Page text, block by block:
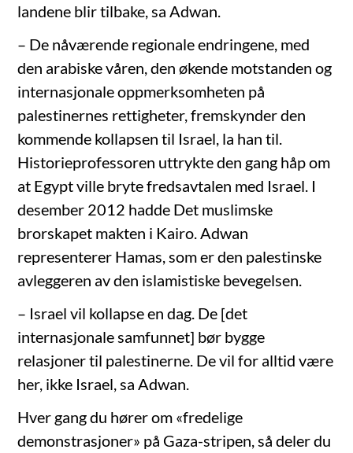
landene blir tilbake, sa Adwan.
– De nåværende regionale endringene, med
den arabiske våren, den økende motstanden og
internasjonale oppmerksomheten på
palestinernes rettigheter, fremskynder den
kommende kollapsen til Israel, la han til.
Historieprofessoren uttrykte den gang håp om
at Egypt ville bryte fredsavtalen med Israel. I
desember 2012 hadde Det muslimske
brorskapet makten i Kairo. Adwan
representerer Hamas, som er den palestinske
avleggeren av den islamistiske bevegelsen.
– Israel vil kollapse en dag. De [det
internasjonale samfunnet] bør bygge
relasjoner til palestinerne. De vil for alltid være
her, ikke Israel, sa Adwan.
Hver gang du hører om «fredelige
demonstrasjoner» på Gaza-stripen, så deler du